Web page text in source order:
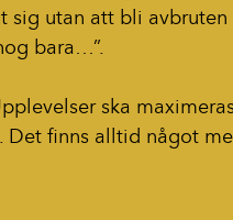
sig utan att bli avbruten
bara…”.
ska
Det finns alltid något